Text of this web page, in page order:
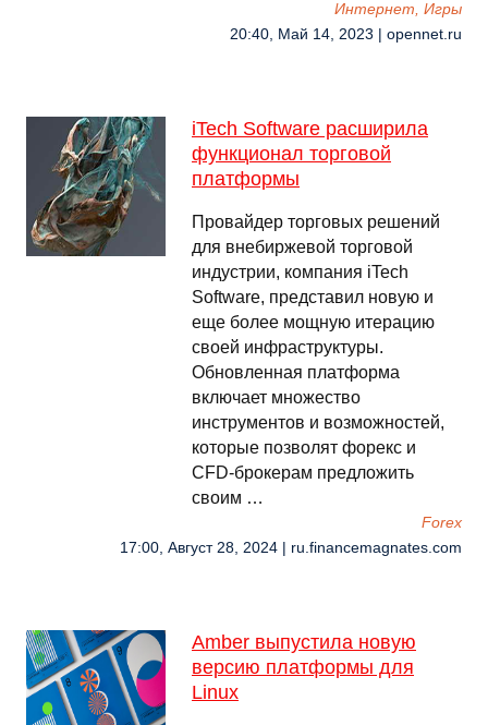
Интернет, Игры
20:40, Май 14, 2023 | opennet.ru
iTech Software расширила
функционал торговой
платформы
Провайдер торговых решений
для внебиржевой торговой
индустрии, компания iTech
Software, представил новую и
еще более мощную итерацию
своей инфраструктуры.
Обновленная платформа
включает множество
инструментов и возможностей,
которые позволят форекс и
CFD-брокерам предложить
своим …
Forex
17:00, Август 28, 2024 | ru.financemagnates.com
Amber выпустила новую
версию платформы для
Linux